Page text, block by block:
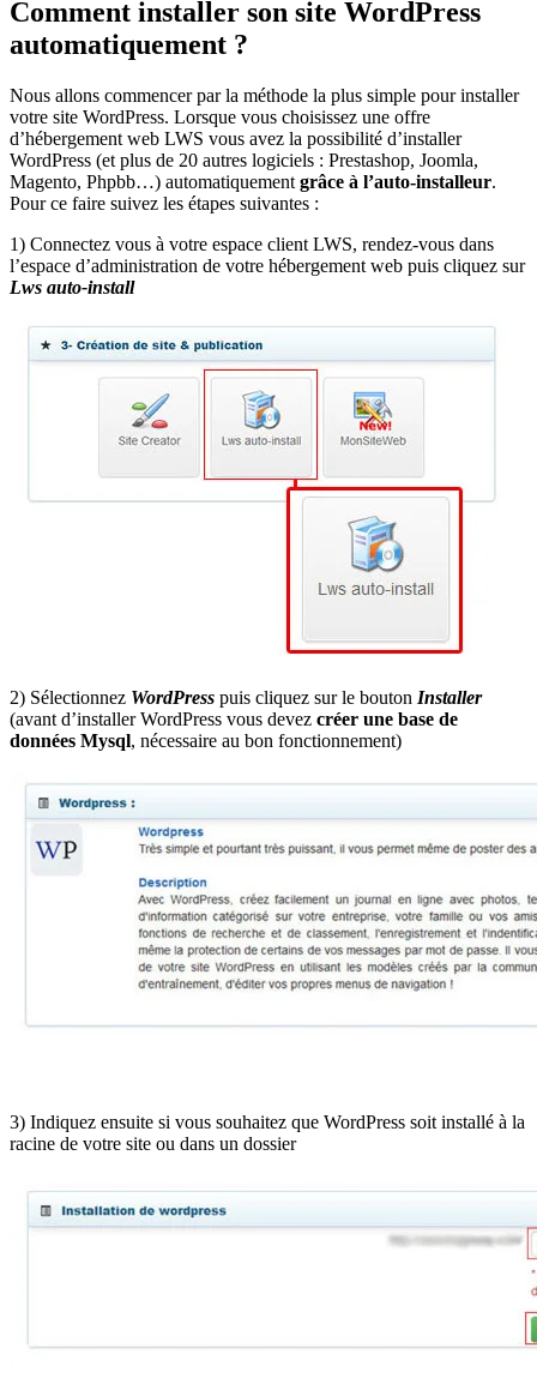
Comment installer son site WordPress
automatiquement ?
Nous allons commencer par la méthode la plus simple pour installer
votre site WordPress. Lorsque vous choisissez une offre
d’hébergement web LWS vous avez la possibilité d’installer
WordPress (et plus de 20 autres logiciels : Prestashop, Joomla,
Magento, Phpbb…) automatiquement grâce à l’auto-installeur.
Pour ce faire suivez les étapes suivantes :
1) Connectez vous à votre espace client LWS, rendez-vous dans
l’espace d’administration de votre hébergement web puis cliquez sur
Lws auto-install
2) Sélectionnez WordPress puis cliquez sur le bouton Installer
(avant d’installer WordPress vous devez créer une base de
données Mysql, nécessaire au bon fonctionnement)
3) Indiquez ensuite si vous souhaitez que WordPress soit installé à la
racine de votre site ou dans un dossier